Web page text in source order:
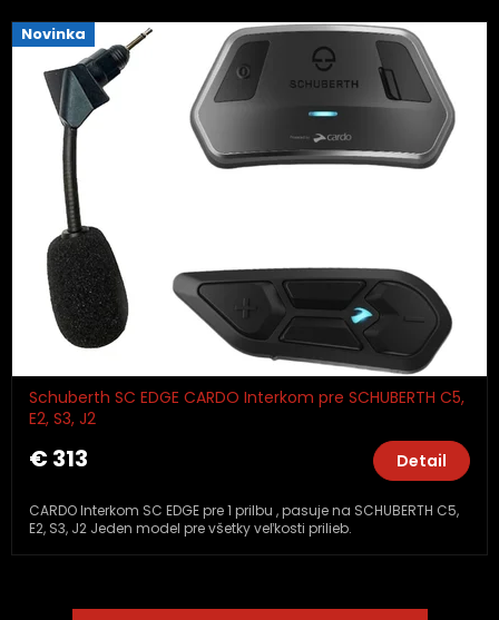
Novinka
Schuberth SC EDGE CARDO Interkom pre SCHUBERTH C5,
E2, S3, J2
€ 313 Detail
CARDO Interkom SC EDGE pre 1 prilbu , pasuje na SCHUBERTH C5,
E2, S3, J2 Jeden model pre všetky veľkosti prilieb.